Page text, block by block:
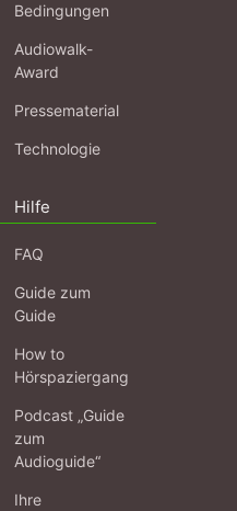
Bedingungen
Audiowalk-
Award
Pressematerial
Technologie
Hilfe
FAQ
Guide zum
Guide
How to
Hörspaziergang
Podcast „Guide
zum
Audioguide“
Ihre